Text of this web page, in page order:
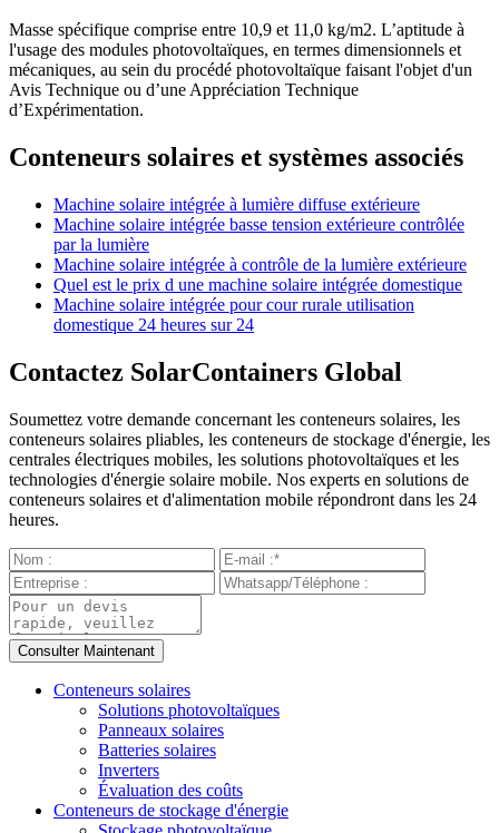
Masse spécifique comprise entre 10,9 et 11,0 kg/m2. L’aptitude à
l'usage des modules photovoltaïques, en termes dimensionnels et
mécaniques, au sein du procédé photovoltaïque faisant l'objet d'un
Avis Technique ou d’une Appréciation Technique
d’Expérimentation.
Conteneurs solaires et systèmes associés
Machine solaire intégrée à lumière diffuse extérieure
Machine solaire intégrée basse tension extérieure contrôlée
par la lumière
Machine solaire intégrée à contrôle de la lumière extérieure
Quel est le prix d une machine solaire intégrée domestique
Machine solaire intégrée pour cour rurale utilisation
domestique 24 heures sur 24
Contactez SolarContainers Global
Soumettez votre demande concernant les conteneurs solaires, les
conteneurs solaires pliables, les conteneurs de stockage d'énergie, les
centrales électriques mobiles, les solutions photovoltaïques et les
technologies d'énergie solaire mobile. Nos experts en solutions de
conteneurs solaires et d'alimentation mobile répondront dans les 24
heures.
Conteneurs solaires
Solutions photovoltaïques
Panneaux solaires
Batteries solaires
Inverters
Évaluation des coûts
Conteneurs de stockage d'énergie